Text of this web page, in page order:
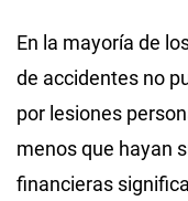
En la mayoría de
de accidentes no
por lesiones
menos que hayan
financieras